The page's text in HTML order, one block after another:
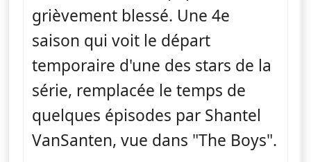
grièvement blessé. Une 4e
saison qui voit le départ
temporaire d'une des stars de la
série, remplacée le temps de
quelques épisodes par Shantel
VanSanten, vue dans "The Boys".